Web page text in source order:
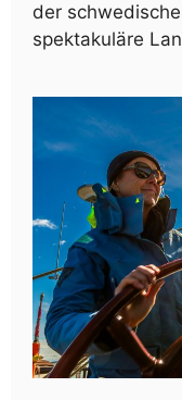
der
spektakuläre